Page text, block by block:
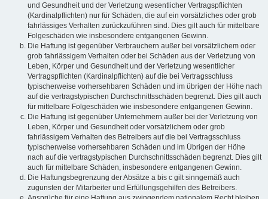
und Gesundheit und der Verletzung wesentlicher Vertragspflichten
(Kardinalpflichten) nur für Schäden, die auf ein vorsätzliches oder grob
fahrlässiges Verhalten zurückzuführen sind. Dies gilt auch für mittelbare
Folgeschäden wie insbesondere entgangenen Gewinn.
Die Haftung ist gegenüber Verbrauchern außer bei vorsätzlichem oder
grob fahrlässigem Verhalten oder bei Schäden aus der Verletzung von
Leben, Körper und Gesundheit und der Verletzung wesentlicher
Vertragspflichten (Kardinalpflichten) auf die bei Vertragsschluss
typischerweise vorhersehbaren Schäden und im übrigen der Höhe nach
auf die vertragstypischen Durchschnittsschäden begrenzt. Dies gilt auch
für mittelbare Folgeschäden wie insbesondere entgangenen Gewinn.
Die Haftung ist gegenüber Unternehmern außer bei der Verletzung von
Leben, Körper und Gesundheit oder vorsätzlichem oder grob
fahrlässigem Verhalten des Betreibers auf die bei Vertragsschluss
typischerweise vorhersehbaren Schäden und im Übrigen der Höhe
nach auf die vertragstypischen Durchschnittsschäden begrenzt. Dies gilt
auch für mittelbare Schäden, insbesondere entgangenen Gewinn.
Die Haftungsbegrenzung der Absätze a bis c gilt sinngemäß auch
zugunsten der Mitarbeiter und Erfüllungsgehilfen des Betreibers.